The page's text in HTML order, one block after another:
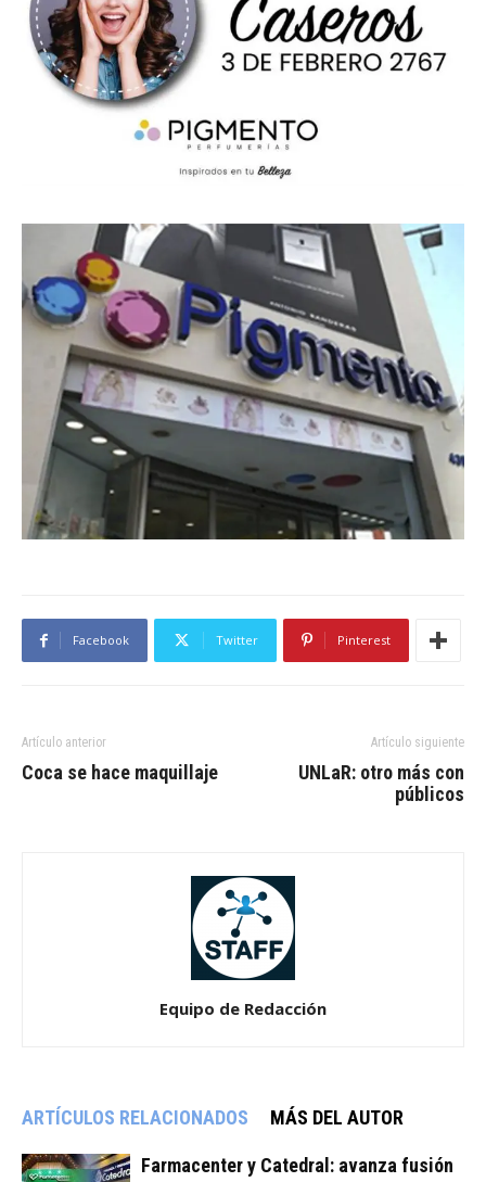
Facebook Twitter Pinterest
Artículo anterior
Coca se hace maquillaje
Artículo siguiente
UNLaR: otro más con
públicos
Equipo de Redacción
ARTÍCULOS RELACIONADOS MÁS DEL AUTOR
Farmacenter y Catedral: avanza fusión